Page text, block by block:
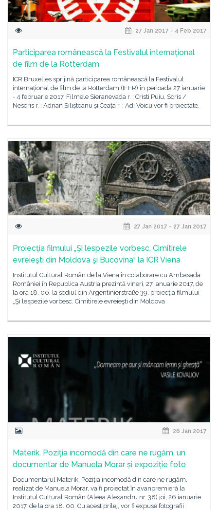
27 Jan 2017 - 4 Feb 2017
Participarea românească la Festivalul internațional
de film de la Rotterdam
ICR Bruxelles sprijină participarea românească la Festivalul
internațional de film de la Rotterdam (IFFR) în perioada 27 ianuarie
- 4 februarie 2017. Filmele Sieranevada r. : Cristi Puiu, Scris /
Nescris r. : Adrian Silișteanu și Ceața r. : Adi Voicu vor fi proiectate,
27 Jan 2017 - 27 Jan 2017
Proiecţia filmului „Şi lespezile vorbesc. Cimitirele
evreieşti din Moldova şi Bucovina“ la ICR Viena
Institutul Cultural Român de la Viena în colaborare cu Ambasada
României în Republica Austria prezintă vineri, 27 ianuarie 2017, de
la ora 18. 00, la sediul din Argentinierstraße 39, proiecţia filmului
„Şi lespezile vorbesc. Cimitirele evreieşti din Moldova
26 Jan 2017
Materik. Poziția incomodă din care ne rugăm, un
documentar de Manuela Morar și expoziție foto
Documentarul Materik. Poziția incomodă din care ne rugăm,
realizat de Manuela Morar, va fi proiectat în avanpremieră la
Institutul Cultural Român (Aleea Alexandru nr. 38) joi, 26 ianuarie
2017, de la ora 18. 00. Cu acest prilej, vor fi expuse fotografii